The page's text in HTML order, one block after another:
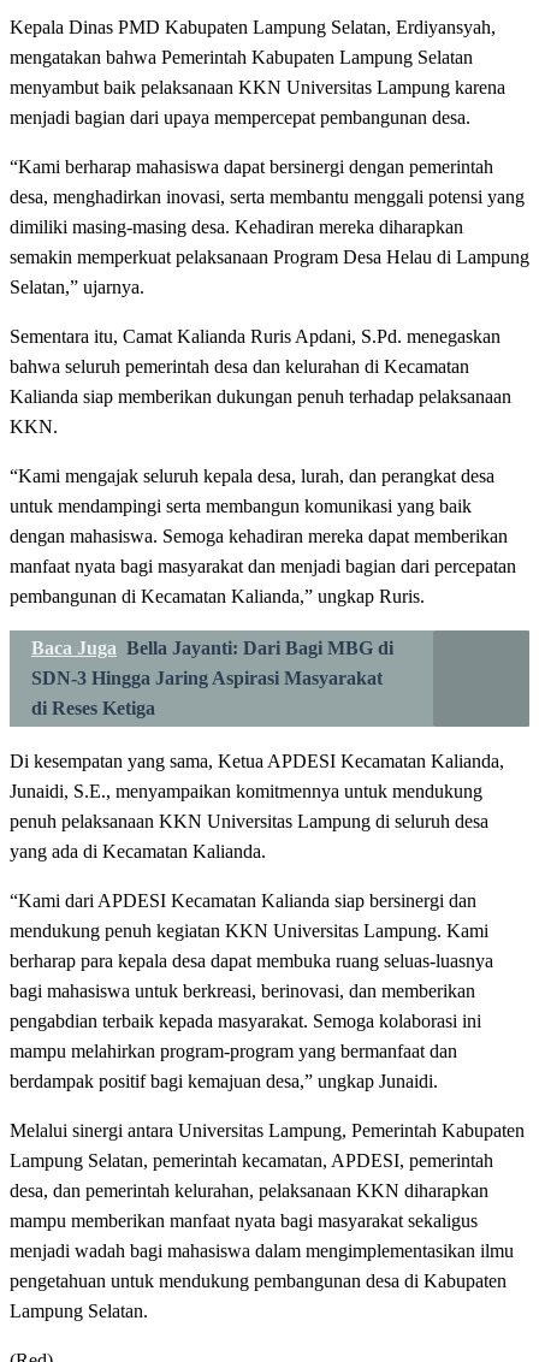
Kepala Dinas PMD Kabupaten Lampung Selatan, Erdiyansyah,
mengatakan bahwa Pemerintah Kabupaten Lampung Selatan
menyambut baik pelaksanaan KKN Universitas Lampung karena
menjadi bagian dari upaya mempercepat pembangunan desa.
“Kami berharap mahasiswa dapat bersinergi dengan pemerintah
desa, menghadirkan inovasi, serta membantu menggali potensi yang
dimiliki masing-masing desa. Kehadiran mereka diharapkan
semakin memperkuat pelaksanaan Program Desa Helau di Lampung
Selatan,” ujarnya.
Sementara itu, Camat Kalianda Ruris Apdani, S.Pd. menegaskan
bahwa seluruh pemerintah desa dan kelurahan di Kecamatan
Kalianda siap memberikan dukungan penuh terhadap pelaksanaan
KKN.
“Kami mengajak seluruh kepala desa, lurah, dan perangkat desa
untuk mendampingi serta membangun komunikasi yang baik
dengan mahasiswa. Semoga kehadiran mereka dapat memberikan
manfaat nyata bagi masyarakat dan menjadi bagian dari percepatan
pembangunan di Kecamatan Kalianda,” ungkap Ruris.
Baca Juga Bella Jayanti: Dari Bagi MBG di
SDN-3 Hingga Jaring Aspirasi Masyarakat
di Reses Ketiga
Di kesempatan yang sama, Ketua APDESI Kecamatan Kalianda,
Junaidi, S.E., menyampaikan komitmennya untuk mendukung
penuh pelaksanaan KKN Universitas Lampung di seluruh desa
yang ada di Kecamatan Kalianda.
“Kami dari APDESI Kecamatan Kalianda siap bersinergi dan
mendukung penuh kegiatan KKN Universitas Lampung. Kami
berharap para kepala desa dapat membuka ruang seluas-luasnya
bagi mahasiswa untuk berkreasi, berinovasi, dan memberikan
pengabdian terbaik kepada masyarakat. Semoga kolaborasi ini
mampu melahirkan program-program yang bermanfaat dan
berdampak positif bagi kemajuan desa,” ungkap Junaidi.
Melalui sinergi antara Universitas Lampung, Pemerintah Kabupaten
Lampung Selatan, pemerintah kecamatan, APDESI, pemerintah
desa, dan pemerintah kelurahan, pelaksanaan KKN diharapkan
mampu memberikan manfaat nyata bagi masyarakat sekaligus
menjadi wadah bagi mahasiswa dalam mengimplementasikan ilmu
pengetahuan untuk mendukung pembangunan desa di Kabupaten
Lampung Selatan.